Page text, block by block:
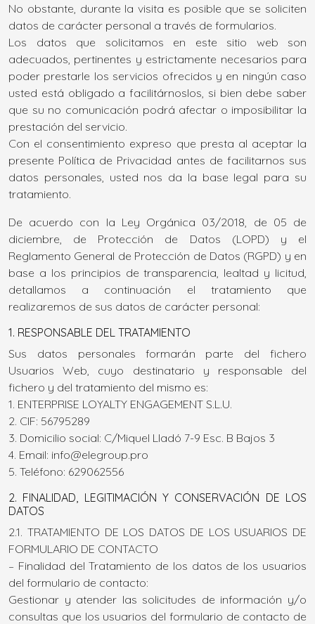
No obstante, durante la visita es posible que se soliciten
datos de carácter personal a través de formularios.
Los datos que solicitamos en este sitio web son
adecuados, pertinentes y estrictamente necesarios para
poder prestarle los servicios ofrecidos y en ningún caso
usted está obligado a facilitárnoslos, si bien debe saber
que su no comunicación podrá afectar o imposibilitar la
prestación del servicio.
Con el consentimiento expreso que presta al aceptar la
presente Política de Privacidad antes de facilitarnos sus
datos personales, usted nos da la base legal para su
tratamiento.
De acuerdo con la Ley Orgánica 03/2018, de 05 de
diciembre, de Protección de Datos (LOPD) y el
Reglamento General de Protección de Datos (RGPD) y en
base a los principios de transparencia, lealtad y licitud,
detallamos a continuación el tratamiento que
realizaremos de sus datos de carácter personal:
1. RESPONSABLE DEL TRATAMIENTO
Sus datos personales formarán parte del fichero
Usuarios Web, cuyo destinatario y responsable del
fichero y del tratamiento del mismo es:
1. ENTERPRISE LOYALTY ENGAGEMENT S.L.U.
2. CIF: 56795289
3. Domicilio social: C/Miquel Lladó 7-9 Esc. B Bajos 3
4. Email: info@elegroup.pro
5. Teléfono: 629062556
2. FINALIDAD, LEGITIMACIÓN Y CONSERVACIÓN DE LOS
DATOS
2.1. TRATAMIENTO DE LOS DATOS DE LOS USUARIOS DE
FORMULARIO DE CONTACTO
– Finalidad del Tratamiento de los datos de los usuarios
del formulario de contacto:
Gestionar y atender las solicitudes de información y/o
consultas que los usuarios del formulario de contacto de